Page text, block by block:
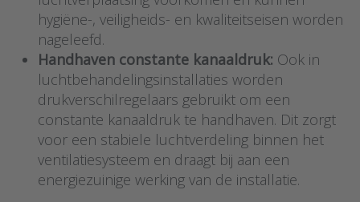
hygiëne-, veiligheids- en kwaliteitseisen worden
nageleefd.
Handhaven constante kanaaldruk: Ook in
luchtbehandelingsinstallaties worden
drukverschilregelaars gebruikt om een
constante kanaaldruk te handhaven. Dit zorgt
voor een stabiele luchtverdeling binnen het
ventilatiesysteem en draagt bij aan een
energiezuinige werking van de installatie.